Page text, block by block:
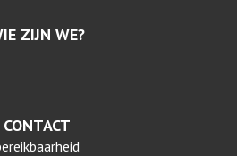
ZIJN WE?
CONTACT